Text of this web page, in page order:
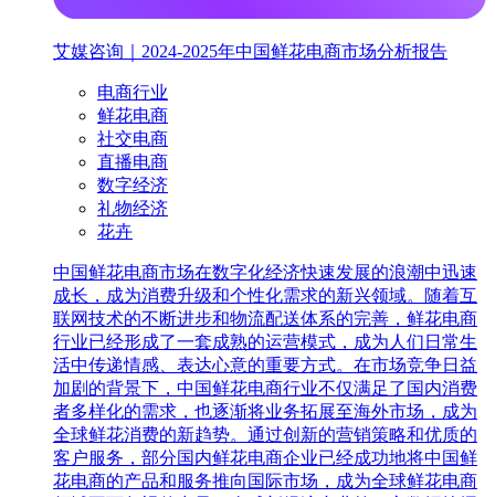
艾媒咨询｜2024-2025年中国鲜花电商市场分析报告
电商行业
鲜花电商
社交电商
直播电商
数字经济
礼物经济
花卉
中国鲜花电商市场在数字化经济快速发展的浪潮中迅速
成长，成为消费升级和个性化需求的新兴领域。随着互
联网技术的不断进步和物流配送体系的完善，鲜花电商
行业已经形成了一套成熟的运营模式，成为人们日常生
活中传递情感、表达心意的重要方式。在市场竞争日益
加剧的背景下，中国鲜花电商行业不仅满足了国内消费
者多样化的需求，也逐渐将业务拓展至海外市场，成为
全球鲜花消费的新趋势。通过创新的营销策略和优质的
客户服务，部分国内鲜花电商企业已经成功地将中国鲜
花电商的产品和服务推向国际市场，成为全球鲜花电商